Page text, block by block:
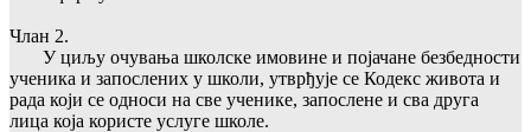
Члан 2.
У циљу очувања школске имовине и појачане безбедности
ученика и запослених у школи, утврђује се Кодекс живота и
рада који се односи на све ученике, запослене и сва друга
лица која користе услуге школе.